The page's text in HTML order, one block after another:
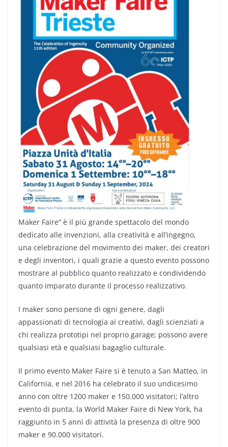
Maker Faire” è il più grande spettacolo del mondo
dedicato alle invenzioni, alla creatività e all’ingegno,
una celebrazione del movimento dei maker, dei creatori
e degli inventori, i quali grazie a questo evento possono
mostrare al pubblico quanto realizzato e condividendo
quanto imparato durante il processo realizzativo.
I maker sono persone di ogni genere, dagli
appassionati di tecnologia ai creativi, dagli scienziati a
chi realizza prototipi nel proprio garage; possono avere
qualsiasi età e qualsiasi bagaglio culturale.
Il primo evento Maker Faire si è tenuto a San Matteo, in
California, e nel 2016 ha celebrato il suo undicesimo
anno con oltre 1200 maker e 150.000 visitatori; l’altro
evento di punta, la World Maker Faire di New York, ha
raggiunto in 5 anni di attività la presenza di oltre 900
maker e 90.000 visitatori.